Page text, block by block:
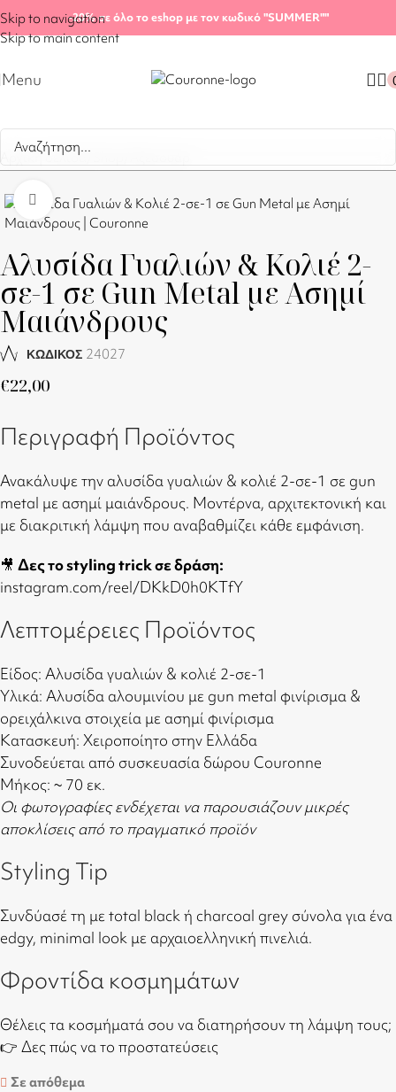
Skip to navigation
Skip to main content
-20%σε όλο το eshop με τον κωδικό "SUMMER""
Menu
Αρχική σελίδα
Click to enlarge
Αλυσίδα Γυαλιών & Κολιέ 2-
σε-1 σε Gun Metal με Ασημί
Μαιάνδρους
ΚΩΔΙΚΟΣ 24027
€22,00
Περιγραφή Προϊόντος
Ανακάλυψε την αλυσίδα γυαλιών & κολιέ 2-σε-1 σε gun
metal με ασημί μαιάνδρους. Μοντέρνα, αρχιτεκτονική και
με διακριτική λάμψη που αναβαθμίζει κάθε εμφάνιση.
🎥 Δες το styling trick σε δράση:
instagram.com/reel/DKkD0h0KTfY
Λεπτομέρειες Προϊόντος
Είδος: Αλυσίδα γυαλιών & κολιέ 2-σε-1
Υλικά: Αλυσίδα αλουμινίου με gun metal φινίρισμα &
ορειχάλκινα στοιχεία με ασημί φινίρισμα
Κατασκευή: Χειροποίητο στην Ελλάδα
Συνοδεύεται από συσκευασία δώρου Couronne
Μήκος: ~ 70 εκ.
Οι φωτογραφίες ενδέχεται να παρουσιάζουν μικρές
αποκλίσεις από το πραγματικό προϊόν
Styling Tip
Συνδύασέ τη με total black ή charcoal grey σύνολα για ένα
edgy, minimal look με αρχαιοελληνική πινελιά.
Φροντίδα κοσμημάτων
Θέλεις τα κοσμήματά σου να διατηρήσουν τη λάμψη τους;
👉 Δες πώς να το προστατεύσεις
Σε απόθεμα